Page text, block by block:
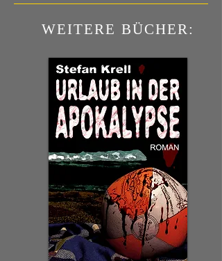
WEITERE BÜCHER: